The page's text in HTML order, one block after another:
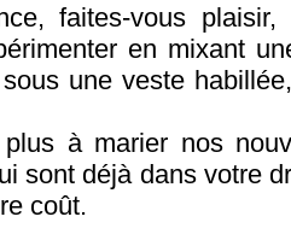
faites-vous
en mixant
une veste
plus à marier nos
sont déjà dans votre
coût.